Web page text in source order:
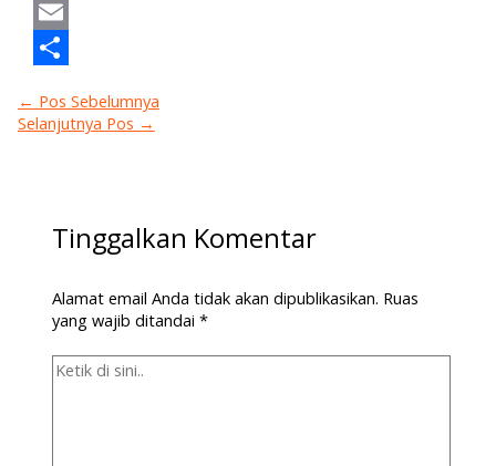
Mastodon
Email
← Pos Sebelumnya
Selanjutnya Pos →
Tinggalkan Komentar
Alamat email Anda tidak akan dipublikasikan. Ruas
yang wajib ditandai*